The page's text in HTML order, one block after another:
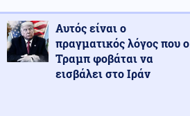
Αυτός είναι ο
πραγματικός λόγος που ο
Τραμπ φοβάται να
εισβάλει στο Ιράν